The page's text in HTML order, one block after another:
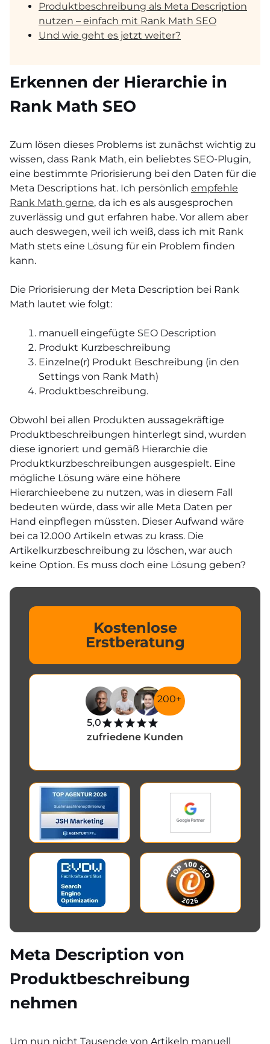
Produktbeschreibung als Meta Description
nutzen – einfach mit Rank Math SEO
Und wie geht es jetzt weiter?
Erkennen der Hierarchie in
Rank Math SEO
Zum lösen dieses Problems ist zunächst wichtig zu
wissen, dass Rank Math, ein beliebtes SEO-Plugin,
eine bestimmte Priorisierung bei den Daten für die
Meta Descriptions hat. Ich persönlich empfehle
Rank Math gerne, da ich es als ausgesprochen
zuverlässig und gut erfahren habe. Vor allem aber
auch deswegen, weil ich weiß, dass ich mit Rank
Math stets eine Lösung für ein Problem finden
kann.
Die Priorisierung der Meta Description bei Rank
Math lautet wie folgt:
manuell eingefügte SEO Description
Produkt Kurzbeschreibung
Einzelne(r) Produkt Beschreibung (in den
Settings von Rank Math)
Produktbeschreibung.
Obwohl bei allen Produkten aussagekräftige
Produktbeschreibungen hinterlegt sind, wurden
diese ignoriert und gemäß Hierarchie die
Produktkurzbeschreibungen ausgespielt. Eine
mögliche Lösung wäre eine höhere
Hierarchieebene zu nutzen, was in diesem Fall
bedeuten würde, dass wir alle Meta Daten per
Hand einpflegen müssten. Dieser Aufwand wäre
bei ca 12.000 Artikeln etwas zu krass. Die
Artikelkurzbeschreibung zu löschen, war auch
keine Option. Es muss doch eine Lösung geben?
Kostenlose
Erstberatung
200+
5,0
zufriedene Kunden
Meta Description von
Produktbeschreibung
nehmen
Um nun nicht Tausende von Artikeln manuell